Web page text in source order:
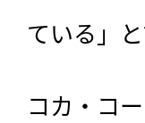
ている」と
コカ・コ